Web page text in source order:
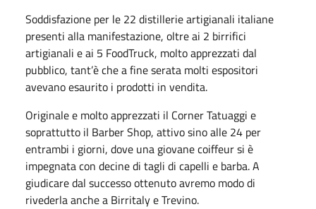
Soddisfazione per le 22 distillerie artigianali italiane
presenti alla manifestazione, oltre ai 2 birrifici
artigianali e ai 5 FoodTruck, molto apprezzati dal
pubblico, tant’è che a fine serata molti espositori
avevano esaurito i prodotti in vendita.
Originale e molto apprezzati il Corner Tatuaggi e
soprattutto il Barber Shop, attivo sino alle 24 per
entrambi i giorni, dove una giovane coiffeur si è
impegnata con decine di tagli di capelli e barba. A
giudicare dal successo ottenuto avremo modo di
rivederla anche a Birritaly e Trevino.